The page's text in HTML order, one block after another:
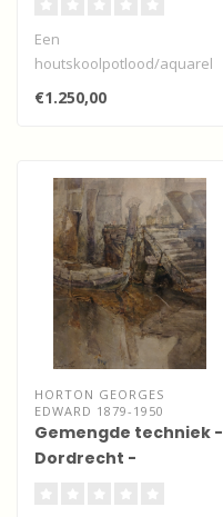
Een
houtskoolpotlood/aquarel
van deze Engelse
kunstenaar uit North
€1.250,00
HORTON GEORGES
EDWARD 1879-1950
Gemengde techniek -
Dordrecht -